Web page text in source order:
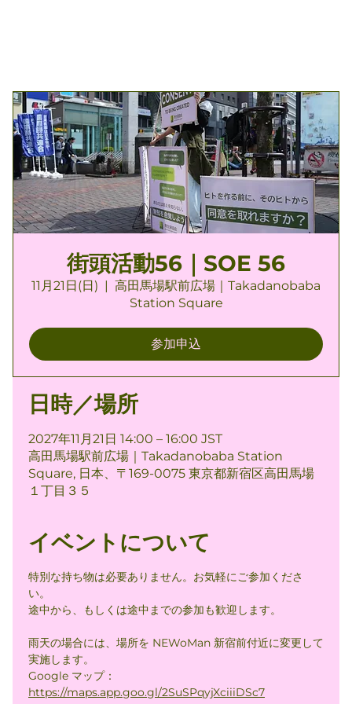
街頭活動56｜SOE 56
11月21日(日)
  |
高田馬場駅前広場｜Takadanobaba
Station Square
参加申込
日時／場所
2027年11月21日 14:00 – 16:00 JST
高田馬場駅前広場｜Takadanobaba Station
Square, 日本、〒169-0075 東京都新宿区高田馬場
１丁目３５
イベントについて
特別な持ち物は必要ありません。お気軽にご参加くださ
い。
途中から、もしくは途中までの参加も歓迎します。
雨天の場合には、場所を NEWoMan 新宿前付近に変更して
実施します。
Google マップ：
https://maps.app.goo.gl/2SuSPqyjXciiiDSc7